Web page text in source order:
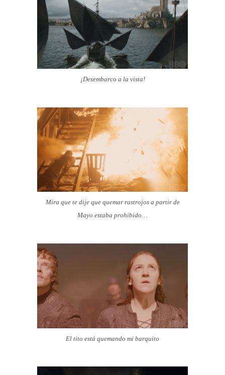
¡Desembarco a la vista!
Mira que te dije que quemar rastrojos a partir de
Mayo estaba prohibido…
El tito está quemando mi barquito